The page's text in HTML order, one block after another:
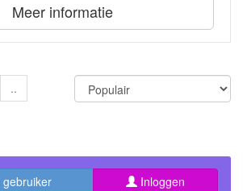
Meer informatie
..
gebruiker Inloggen